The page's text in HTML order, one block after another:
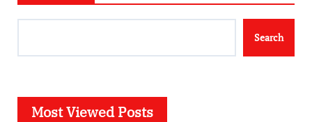
Search
Most Viewed Posts